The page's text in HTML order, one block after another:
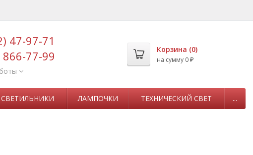
47-97-71
77-99
Корзина (0)
на сумму 0 ₽
ЛАМПОЧКИ ТЕХНИЧЕСКИЙ СВЕТ ...